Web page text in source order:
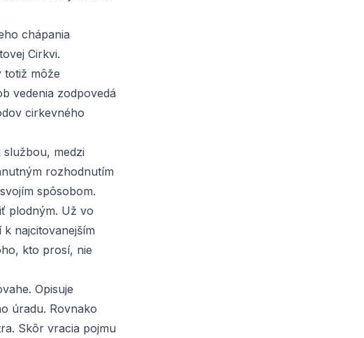
chápania
Cirkvi.
totiž môže
vedenia zodpovedá
cirkevného
medzi
rozhodnutím
spôsobom.
plodným. Už vo
najcitovanejším
kto prosí, nie
Opisuje
úradu. Rovnako
Skôr vracia pojmu